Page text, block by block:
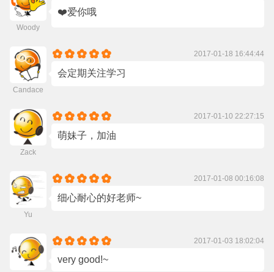
Woody
❤️爱你哦
Candace
2017-01-18 16:44:44
会定期关注学习
Zack
2017-01-10 22:27:15
萌妹子，加油
Yu
2017-01-08 00:16:08
细心耐心的好老师~
2017-01-03 18:02:04
very good!~